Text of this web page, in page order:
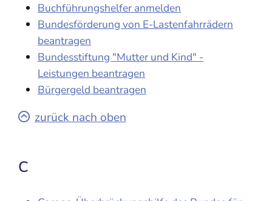
Buchführungshelfer anmelden
Bundesförderung von E-Lastenfahrrädern
beantragen
Bundesstiftung "Mutter und Kind" -
Leistungen beantragen
Bürgergeld beantragen
zurück nach oben
C